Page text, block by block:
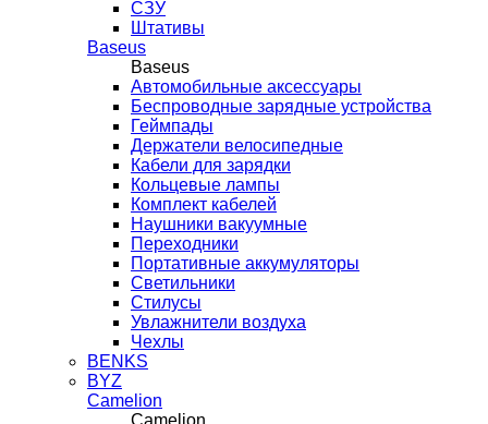
СЗУ
Штативы
Baseus
Baseus
Автомобильные аксессуары
Беспроводные зарядные устройства
Геймпады
Держатели велосипедные
Кабели для зарядки
Кольцевые лампы
Комплект кабелей
Наушники вакуумные
Переходники
Портативные аккумуляторы
Светильники
Стилусы
Увлажнители воздуха
Чехлы
BENKS
BYZ
Camelion
Camelion